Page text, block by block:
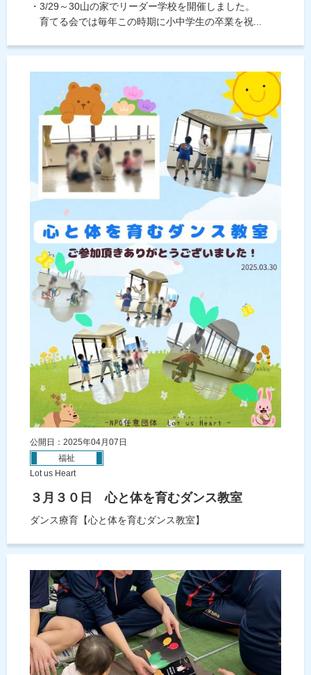
・3/29～30山の家でリーダー学校を開催しました。
育てる会では毎年この時期に小中学生の卒業を祝...
公開日：2025年04月07日
福祉
Lot us Heart
３月３０日 心と体を育むダンス教室
ダンス療育【心と体を育むダンス教室】